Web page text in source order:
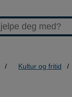
Kultur og fritid